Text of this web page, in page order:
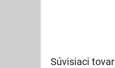
Súvisiaci tovar